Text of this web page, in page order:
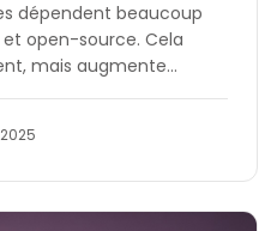
dépendent beaucoup
open-source. Cela
mais augmente
Chaque
des problèmes tels que
des licences